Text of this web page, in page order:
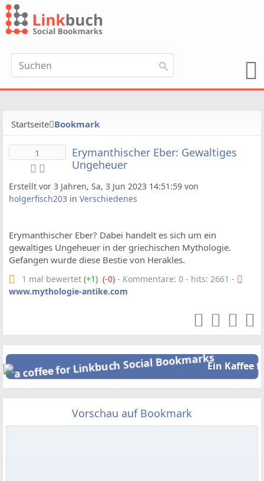
Startseite Bookmark
1
Erymanthischer Eber: Gewaltiges
Ungeheuer
Erstellt vor 3 Jahren, Sa, 3 Jun 2023 14:51:59 von
holgerfisch203 in Verschiedenes
Erymanthischer Eber? Dabei handelt es sich um ein
gewaltiges Ungeheuer in der griechischen Mythologie.
Gefangen wurde diese Bestie von Herakles.
1 mal bewertet (+1) (-0) - Kommentare: 0 - hits: 2661 -
www.mythologie-antike.com
Ein Kaffee
Vorschau auf Bookmark